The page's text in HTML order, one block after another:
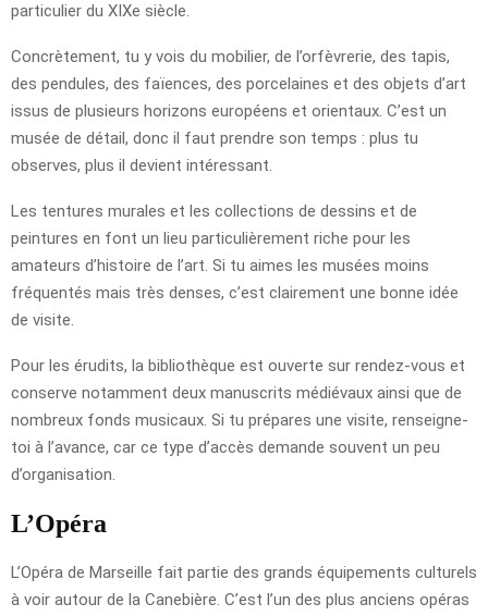
particulier du XIXe siècle.
Concrètement, tu y vois du mobilier, de l’orfèvrerie, des tapis,
des pendules, des faïences, des porcelaines et des objets d’art
issus de plusieurs horizons européens et orientaux. C’est un
musée de détail, donc il faut prendre son temps : plus tu
observes, plus il devient intéressant.
Les tentures murales et les collections de dessins et de
peintures en font un lieu particulièrement riche pour les
amateurs d’histoire de l’art. Si tu aimes les musées moins
fréquentés mais très denses, c’est clairement une bonne idée
de visite.
Pour les érudits, la bibliothèque est ouverte sur rendez-vous et
conserve notamment deux manuscrits médiévaux ainsi que de
nombreux fonds musicaux. Si tu prépares une visite, renseigne-
toi à l’avance, car ce type d’accès demande souvent un peu
d’organisation.
L’Opéra
L’Opéra de Marseille fait partie des grands équipements culturels
à voir autour de la Canebière. C’est l’un des plus anciens opéras